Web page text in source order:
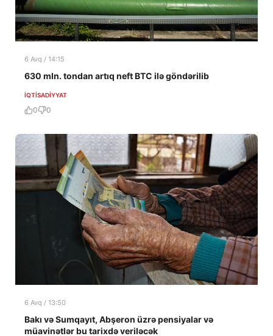
6 Avq / 14:15
630 mln. tondan artıq neft BTC ilə göndərilib
İQTISADIYYAT
0 0
6 Avq / 13:50
Bakı və Sumqayıt, Abşeron üzrə pensiyalar və
müavinətlər bu tarixdə veriləcək